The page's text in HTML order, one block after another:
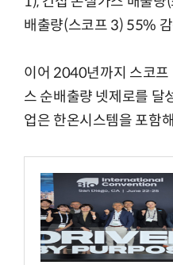
배출량(스코프 3) 55%
이어 2040년까지 스코
스 순배출량 넷제로를 달
업은 한온시스템을 포함